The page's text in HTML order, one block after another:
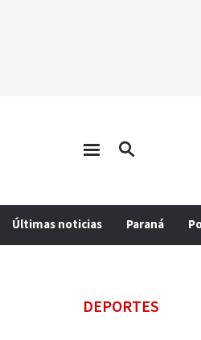
Últimas noticias Paraná
DEPORTES